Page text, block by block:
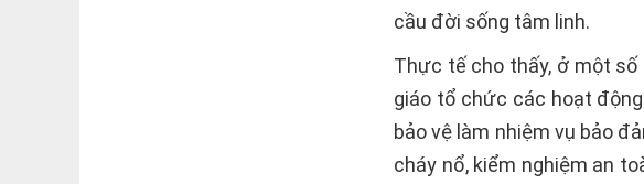
cầu đời sống tâm linh.
Thực tế cho thấy, ở một
giáo tổ chức các hoạt
bảo vệ làm nhiệm vụ bảo
cháy nổ, kiểm nghiệm an